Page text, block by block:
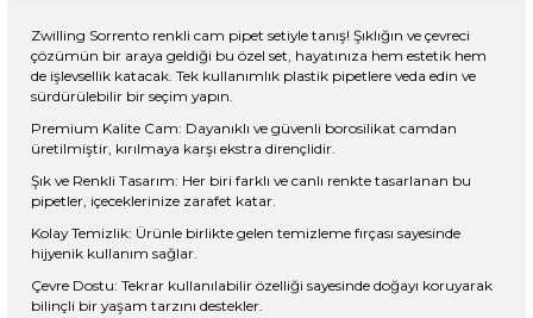
Zwilling Sorrento renkli cam pipet setiyle tanış! Şıklığın ve çevreci
çözümün bir araya geldiği bu özel set, hayatınıza hem estetik hem
de işlevsellik katacak. Tek kullanımlık plastik pipetlere veda edin ve
sürdürülebilir bir seçim yapın.
Premium Kalite Cam: Dayanıklı ve güvenli borosilikat camdan
üretilmiştir, kırılmaya karşı ekstra dirençlidir.
Şık ve Renkli Tasarım: Her biri farklı ve canlı renkte tasarlanan bu
pipetler, içeceklerinize zarafet katar.
Kolay Temizlik: Ürünle birlikte gelen temizleme fırçası sayesinde
hijyenik kullanım sağlar.
Çevre Dostu: Tekrar kullanılabilir özelliği sayesinde doğayı koruyarak
bilinçli bir yaşam tarzını destekler.